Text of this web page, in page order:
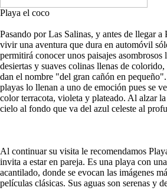
Playa el coco
Pasando por Las Salinas, y antes de llegar a
vivir una aventura que dura en automóvil
permitirá conocer unos paisajes asombrosos
desiertas y suaves colinas llenas de
dan el nombre "del gran cañón en
playas lo llenan a uno de emoción pues se
color terracota, violeta y plateado. Al alzar
cielo al fondo que va del azul celeste al
Al continuar su visita le recomendamos
invita a estar en pareja. Es una playa con
acantilado, donde se evocan las imágenes
películas clásicas. Sus aguas son serenas y